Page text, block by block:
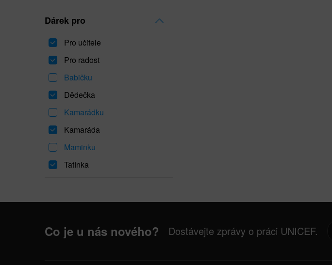
Dárek pro
Pro učitele
Pro radost
Babičku
Dědečka
Kamarádku
Kamaráda
Maminku
Tatínka
Co je u nás nového? Dostávejte zprávy o práci UNICEF.